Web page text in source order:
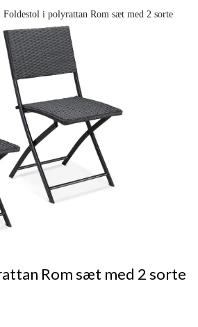
Foldestol i polyrattan Rom sæt med 2 sorte
Rom sæt med 2 sorte